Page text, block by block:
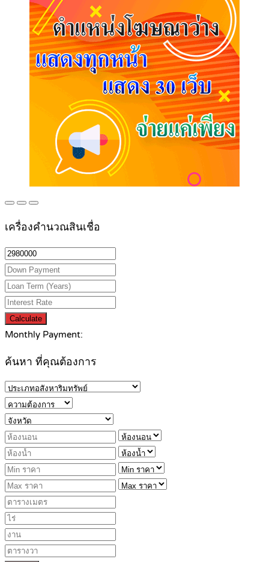
เครื่องคำนวณสินเชื่อ
Calculate
Monthly Payment:
ค้นหา ที่คุณต้องการ